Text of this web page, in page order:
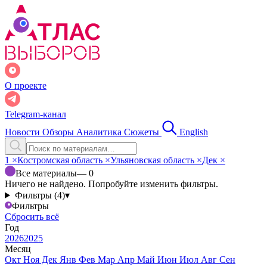
О проекте
Telegram-канал
Новости Обзоры Аналитика Сюжеты English
1 ×Костромская область ×Ульяновская область ×Дек ×
Все материалы— 0
Ничего не найдено. Попробуйте изменить фильтры.
Фильтры (4)▾
Фильтры
Сбросить всё
Год
20262025
Месяц
Окт Ноя Дек Янв Фев Мар Апр Май Июн Июл Авг Сен